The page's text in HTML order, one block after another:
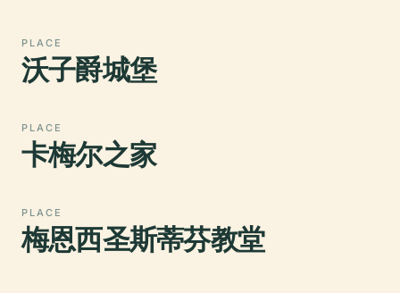
PLACE
沃子爵城堡
PLACE
卡梅尔之家
PLACE
梅恩西圣斯蒂芬教堂